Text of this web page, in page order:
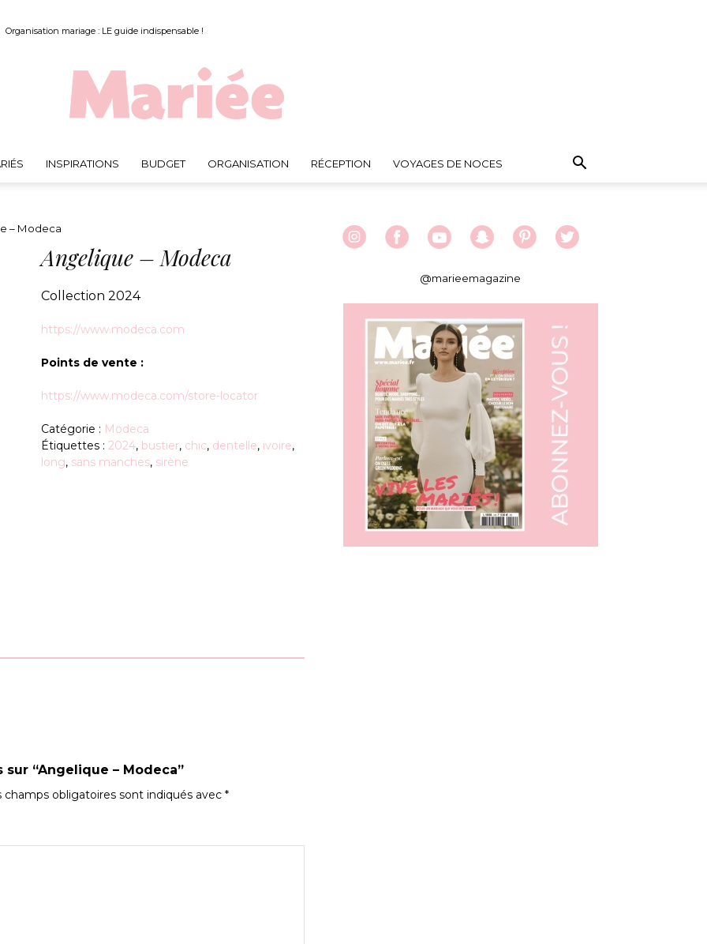
Organisation mariage : LE guide indispensable !
INSPIRATIONS BUDGET ORGANISATION RÉCEPTION VOYAGES DE NOCES
– Modeca
Angelique – Modeca
Collection 2024
https://www.modeca.com
Points de vente :
https://www.modeca.com/store-locator
Catégorie : Modeca
Étiquettes : 2024, bustier, chic, dentelle, ivoire,
long, sans manches, sirène
“Angelique – Modeca”
champs obligatoires sont indiqués avec *
@marieemagazine